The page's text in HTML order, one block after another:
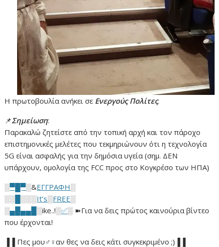
Η πρωτοβουλία ανήκει σε Ενεργούς Πολίτες.
📌Σημείωση:
Παρακαλώ ζητείστε από την τοπική αρχή και τον πάροχο
επιστημονικές μελέτες που τεκμηριώνουν ότι η τεχνολογία
5G είναι ασφαλής για την δημόσια υγεία (σημ. ΔΕΝ
υπάρχουν, ομολογία της FCC προς στο Κογκρέσο των ΗΠΑ)
░▀█▀░&ΕΓΓΡΑΦΗ░
░░ █░░░It’s░FREE░
░▄█▄▄█░ike..!░✅░ ➽Για να δεις πρώτος καινούρια βίντεο
που έρχονται!
▐▐ Πες μου♂♀αν θες να δεις κάτι συγκεκριμένο ;)▐▐